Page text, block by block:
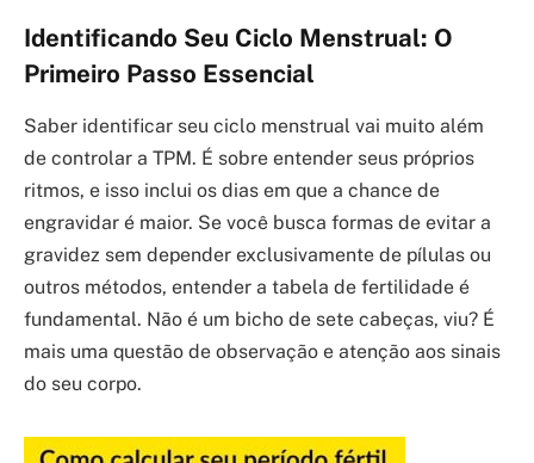
Identificando Seu Ciclo Menstrual: O
Primeiro Passo Essencial
Saber identificar seu ciclo menstrual vai muito além
de controlar a TPM. É sobre entender seus próprios
ritmos, e isso inclui os dias em que a chance de
engravidar é maior. Se você busca formas de evitar a
gravidez sem depender exclusivamente de pílulas ou
outros métodos, entender a tabela de fertilidade é
fundamental. Não é um bicho de sete cabeças, viu? É
mais uma questão de observação e atenção aos sinais
do seu corpo.